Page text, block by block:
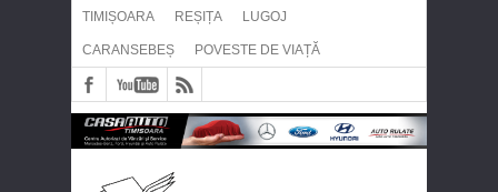
TIMIȘOARA REȘIȚA LUGOJ
CARANSEBEȘ POVESTE DE VIAȚĂ